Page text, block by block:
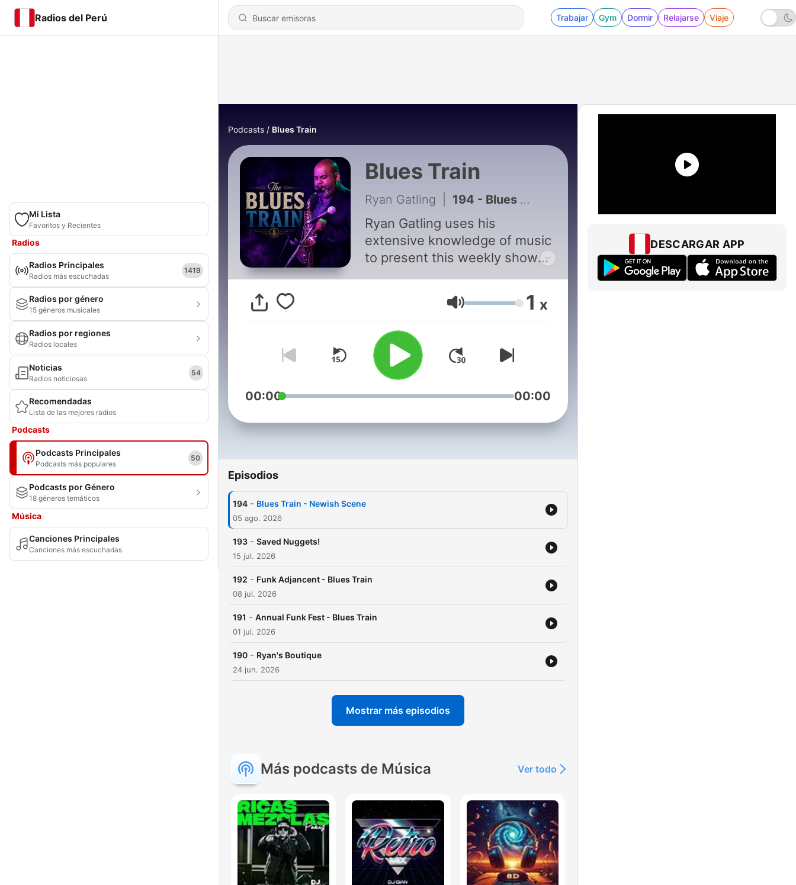
Radios del Perú Trabajar Gym Dormir Relajarse Viaje
Mi Lista
Favoritos y Recientes
Radios
Radios Principales
Radios más escuchadas
1419
Radios por género
15 géneros musicales
Radios por regiones
Radios locales
Noticias
Radios noticiosas
54
Recomendadas
Lista de las mejores radios
Podcasts
Podcasts Principales
Podcasts más populares
50
Podcasts por Género
18 géneros temáticos
Música
Canciones Principales
Canciones más escuchadas
Podcasts Blues Train
Blues Train
Ryan Gatling 194 - Blues Train - Newish Scene
Ryan Gatling uses his
extensive knowledge of music
to present this weekly show
Gospel and Jazz.
Volumen 1 x
00:00 00:00
Episodios
194 - Blues Train - Newish Scene
05 ago. 2026
193 - Saved Nuggets!
15 jul. 2026
192 - Funk Adjancent - Blues Train
08 jul. 2026
191 - Annual Funk Fest - Blues Train
01 jul. 2026
190 - Ryan's Boutique
24 jun. 2026
Mostrar más episodios
Más podcasts de Música Ver todo
DESCARGAR APP